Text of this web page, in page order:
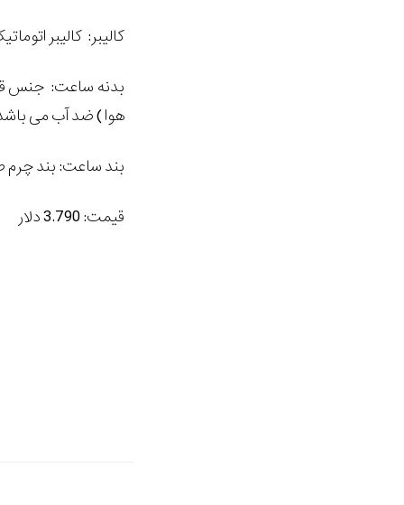
کالیبر: کالیبر
هوا ) ضد آب می
بند ساعت: بند چرم
قیمت: 3.790 دلار